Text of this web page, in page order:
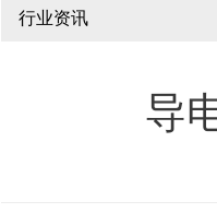
行业资讯
导